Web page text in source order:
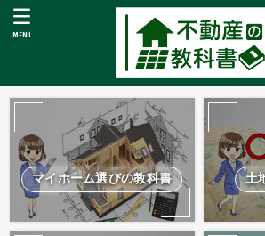
MENU
マイホーム選びの教科書 土